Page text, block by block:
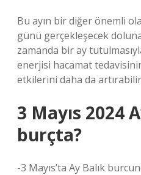
Bu ayın bir diğer önemli
günü gerçekleşecek
zamanda bir ay
enerjisi hacamat
etkilerini daha da
3 Mayıs 2024
burçta?
-3 Mayıs’ta Ay Balık